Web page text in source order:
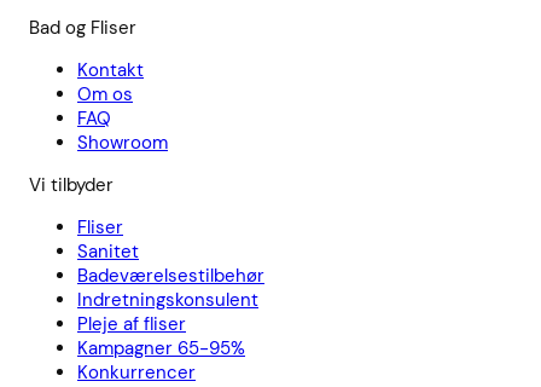
Bad og Fliser
Kontakt
Om os
FAQ
Showroom
Vi tilbyder
Fliser
Sanitet
Badeværelsestilbehør
Indretningskonsulent
Pleje af fliser
Kampagner 65-95%
Konkurrencer